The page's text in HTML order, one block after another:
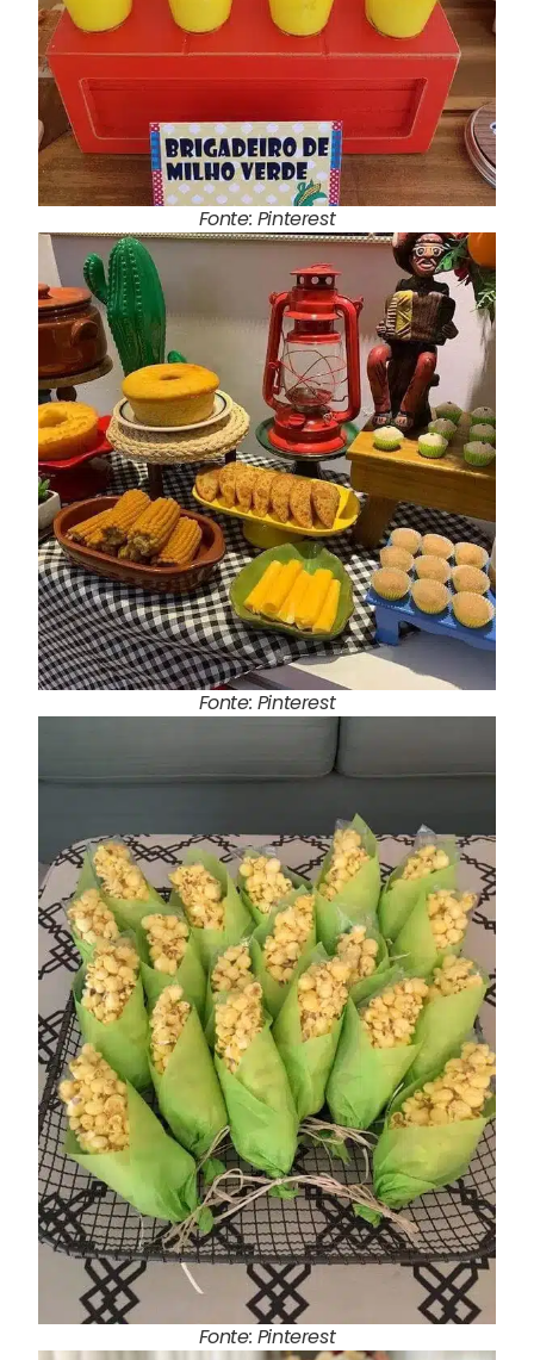
Fonte: Pinterest
Fonte: Pinterest
Fonte: Pinterest